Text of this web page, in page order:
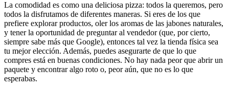
La comodidad es como una deliciosa pizza: todos la queremos, pero
todos la disfrutamos de diferentes maneras. Si eres de los que
prefiere explorar productos, oler los aromas de las jabones naturales,
y tener la oportunidad de preguntar al vendedor (que, por cierto,
siempre sabe más que Google), entonces tal vez la tienda física sea
tu mejor elección. Además, puedes asegurarte de que lo que
compres está en buenas condiciones. No hay nada peor que abrir un
paquete y encontrar algo roto o, peor aún, que no es lo que
esperabas.